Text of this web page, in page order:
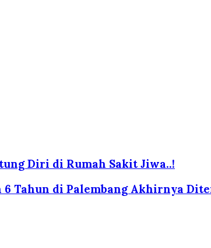
Diri di Rumah Sakit Jiwa..!
Tahun di Palembang Akhirnya